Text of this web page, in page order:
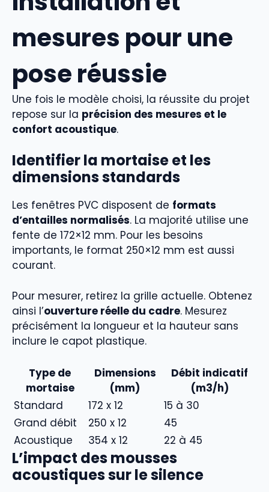
mesures pour une
pose réussie
Une fois le modèle choisi, la réussite du projet
repose sur la précision des mesures et le
confort acoustique.
Identifier la mortaise et les
dimensions standards
Les fenêtres PVC disposent de formats
d’entailles normalisés. La majorité utilise une
fente de 172×12 mm. Pour les besoins
importants, le format 250×12 mm est aussi
courant.
Pour mesurer, retirez la grille actuelle. Obtenez
ainsi l’ouverture réelle du cadre. Mesurez
précisément la longueur et la hauteur sans
inclure le capot plastique.
Type de
mortaise
Dimensions
(mm)
Débit indicatif
(m3/h)
Standard
172 x 12
15 à 30
Grand débit
250 x 12
45
Acoustique
354 x 12 22 à 45
L’impact des mousses
acoustiques sur le silence